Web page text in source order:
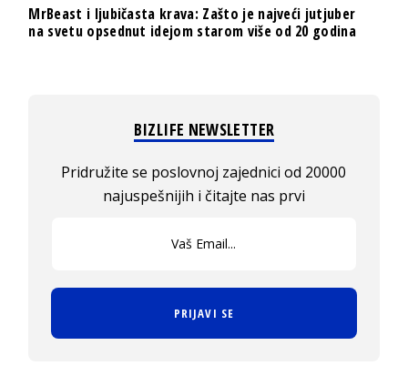
MrBeast i ljubičasta krava: Zašto je najveći jutjuber
na svetu opsednut idejom starom više od 20 godina
BIZLIFE NEWSLETTER
Pridružite se poslovnoj zajednici od 20000
najuspešnijih i čitajte nas prvi
PRIJAVI SE